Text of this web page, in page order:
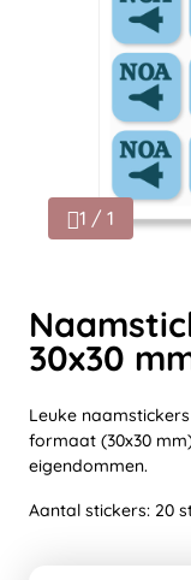
1 / 1
30x30
Leuke
formaat (30x30
eigendommen.
Aantal stickers: 20